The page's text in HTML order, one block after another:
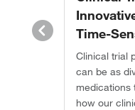
Time-
Clinical trial
can be as
medications
how our